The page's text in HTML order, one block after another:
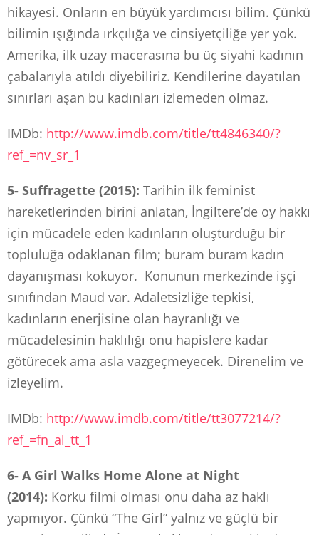
hikayesi. Onların en büyük yardımcısı bilim. Çünkü
bilimin ışığında ırkçılığa ve cinsiyetçiliğe yer yok.
Amerika, ilk uzay macerasına bu üç siyahi kadının
çabalarıyla atıldı diyebiliriz. Kendilerine dayatılan
sınırları aşan bu kadınları izlemeden olmaz.
IMDb: http://www.imdb.com/title/tt4846340/?
ref_=nv_sr_1
5- Suffragette (2015): Tarihin ilk feminist
hareketlerinden birini anlatan, İngiltere’de oy hakkı
için mücadele eden kadınların oluşturduğu bir
topluluğa odaklanan film; buram buram kadın
dayanışması kokuyor. Konunun merkezinde işçi
sınıfından Maud var. Adaletsizliğe tepkisi,
kadınların enerjisine olan hayranlığı ve
mücadelesinin haklılığı onu hapislere kadar
götürecek ama asla vazgeçmeyecek. Direnelim ve
izleyelim.
IMDb: http://www.imdb.com/title/tt3077214/?
ref_=fn_al_tt_1
6- A Girl Walks Home Alone at Night
(2014): Korku filmi olması onu daha az haklı
yapmıyor. Çünkü “The Girl” yalnız ve güçlü bir